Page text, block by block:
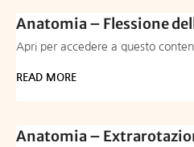
Anatomia – Flessione
Apri per accedere a questo
READ MORE
Anatomia –